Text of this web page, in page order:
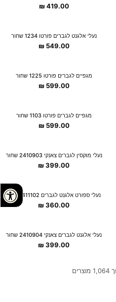
419.00
₪
נעלי אלגנט לגברים פורטו 1234 שחור
549.00
₪
מגפיים לגברים פורטו 1225 שחור
599.00
₪
מגפיים לגברים פורטו 1103 שחור
599.00
₪
נעלי מוקסין לגברים צאנקי 2410903 שחור
399.00
₪
נעלי ספורט אלגנט לגברים 2411102 קפה
360.00
₪
נעלי אלגנט לגברים צאנקי 2410904 שחור
399.00
₪